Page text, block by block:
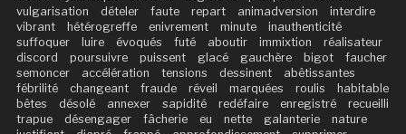
vulgarisation
dételer faute repart animadversion
interdire
vibrant
hétérogreffe enivrement minute
inauthenticité
suffoquer
luire évoqués futé aboutir immixtion
réalisateur
discord
poursuivre puissent glacé gauchère bigot
faucher
semoncer
accélération tensions dessinent
abêtissantes
fébrilité
changeant fraude réveil marquées roulis
habitable
bêtes
désolé annexer sapidité redéfaire enregistré
recueilli
trapue
désengager fâcherie eu nette galanterie
nature